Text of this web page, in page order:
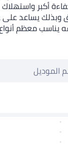
أكبر
يساعد
معظم
الموديل